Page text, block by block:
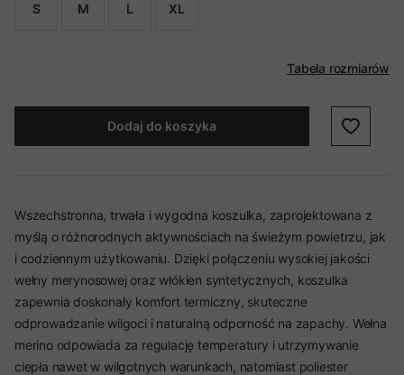
S M L XL
Tabela rozmiarów
Dodaj do koszyka
Wszechstronna, trwała i wygodna koszulka, zaprojektowana z
myślą o różnorodnych aktywnościach na świeżym powietrzu, jak
i codziennym użytkowaniu. Dzięki połączeniu wysokiej jakości
wełny merynosowej oraz włókien syntetycznych, koszulka
zapewnia doskonały komfort termiczny, skuteczne
odprowadzanie wilgoci i naturalną odporność na zapachy. Wełna
merino odpowiada za regulację temperatury i utrzymywanie
ciepła nawet w wilgotnych warunkach, natomiast poliester